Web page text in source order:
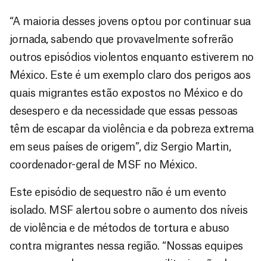
“A maioria desses jovens optou por continuar sua
jornada, sabendo que provavelmente sofrerão
outros episódios violentos enquanto estiverem no
México. Este é um exemplo claro dos perigos aos
quais migrantes estão expostos no México e do
desespero e da necessidade que essas pessoas
têm de escapar da violência e da pobreza extrema
em seus países de origem”, diz Sergio Martin,
coordenador-geral de MSF no México.
Este episódio de sequestro não é um evento
isolado. MSF alertou sobre o aumento dos níveis
de violência e de métodos de tortura e abuso
contra migrantes nessa região. “Nossas equipes